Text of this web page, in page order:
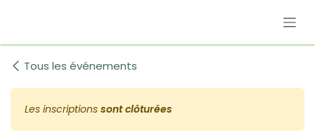
Tous les événements
Les inscriptions sont clôturées